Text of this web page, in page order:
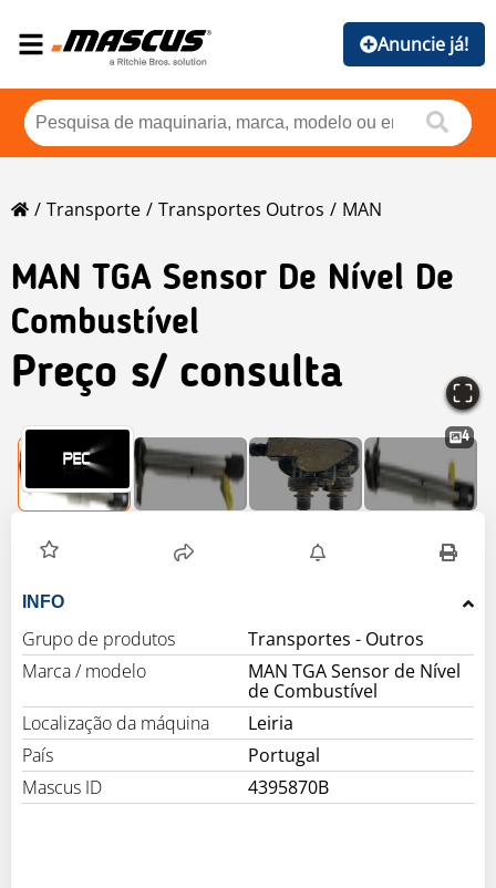
Anuncie já!
Transporte Transportes Outros MAN
MAN TGA Sensor De Nível De
Combustível
Preço s/ consulta
4
INFO
Grupo de produtos
Marca / modelo
MAN TGA Sensor de Nível
de Combustível
Localização da máquina
Leiria
País
Portugal
Mascus ID
4395870B